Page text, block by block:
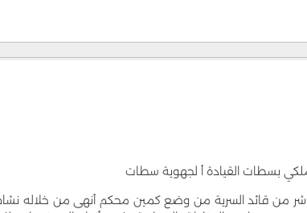
بسطات القيادة أ لجهوية سطات
من قائد السرية من وضع كمين محكم أنهى من خلاله